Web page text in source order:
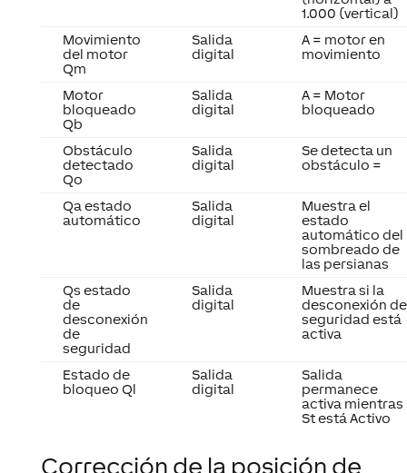
1.000 (vertical)
Movimiento
del motor
Qm
Salida
digital
A = motor en
movimiento
Motor
bloqueado
Qb
Salida
digital
A = Motor
bloqueado
Obstáculo
detectado
Qo
Salida
digital
Se detecta un
obstáculo =
Qa estado
automático
Salida
digital
Muestra el
estado
automático del
sombreado de
las persianas
Qs estado
de
desconexión
de
seguridad
Salida
digital
Muestra si la
desconexión de
seguridad está
activa
Estado de
bloqueo Ql
Salida
digital
Salida
permanece
activa mientras
St está Activo
Corrección de la posición de